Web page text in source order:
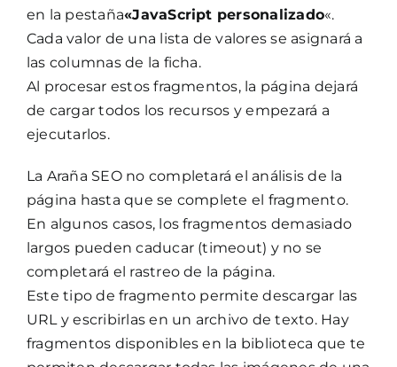
en la pestaña«JavaScript personalizado«.
Cada valor de una lista de valores se asignará a
las columnas de la ficha.
Al procesar estos fragmentos, la página dejará
de cargar todos los recursos y empezará a
ejecutarlos.
La Araña SEO no completará el análisis de la
página hasta que se complete el fragmento.
En algunos casos, los fragmentos demasiado
largos pueden caducar (timeout) y no se
completará el rastreo de la página.
Este tipo de fragmento permite descargar las
URL y escribirlas en un archivo de texto. Hay
fragmentos disponibles en la biblioteca que te